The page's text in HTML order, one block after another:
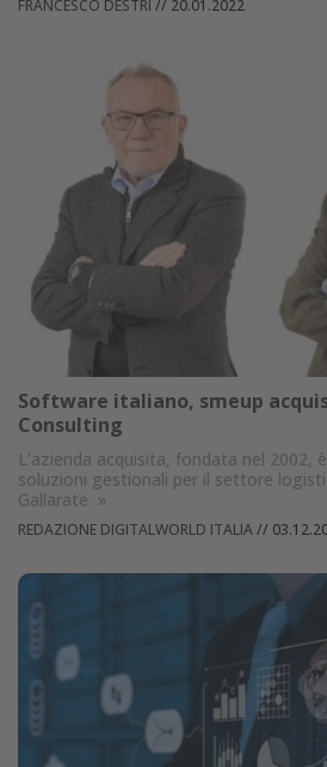
FRANCESCO DESTRI // 20.01.2022
Software italiano, smeup
Consulting
L’azienda acquisita, fondata nel 2002,
soluzioni gestionali per il settore
Gallarate »
REDAZIONE DIGITALWORLD ITALIA//